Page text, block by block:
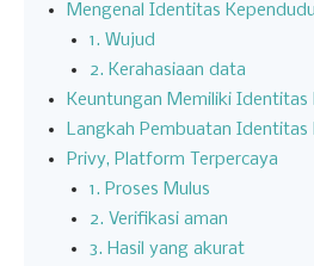
Mengenal Identitas
1. Wujud
2. Kerahasiaan data
Keuntungan Memiliki Identitas
Langkah Pembuatan Identitas
Privy, Platform Terpercaya
1. Proses Mulus
2. Verifikasi aman
3. Hasil yang akurat